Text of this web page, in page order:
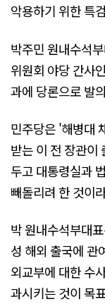
악용하기 위한 특
박주민 원내수석
위원회 야당 간사
과에 당론으로 발
민주당은 '해병대
받는 이 전 장관이
두고 대통령실과
빼돌리려 한 것이
박 원내수석부대
성 해외 출국에 관
외교부에 대한 수
과시키는 것이 목